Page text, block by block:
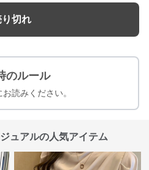
り切れ
のルール
読みください。
ュアルの人気アイテム